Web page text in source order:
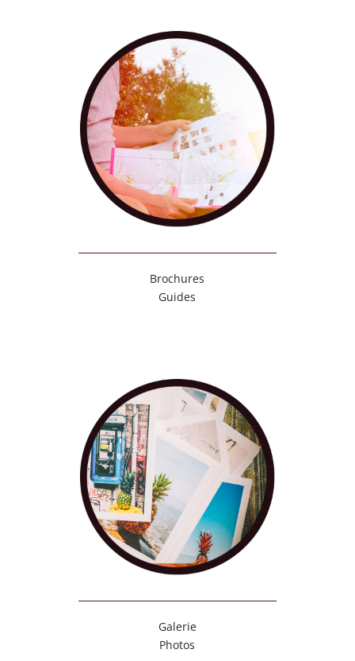
Brochures
Guides
Galerie
Photos